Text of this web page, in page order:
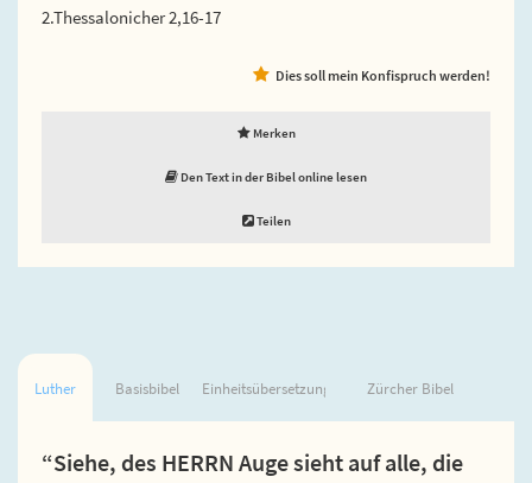
2.Thessalonicher 2,16-17
Dies soll mein Konfispruch werden!
Merken
Den Text in der Bibel online lesen
Teilen
Luther Basisbibel Einheitsübersetzung Zürcher Bibel
“Siehe, des HERRN Auge sieht auf alle, die